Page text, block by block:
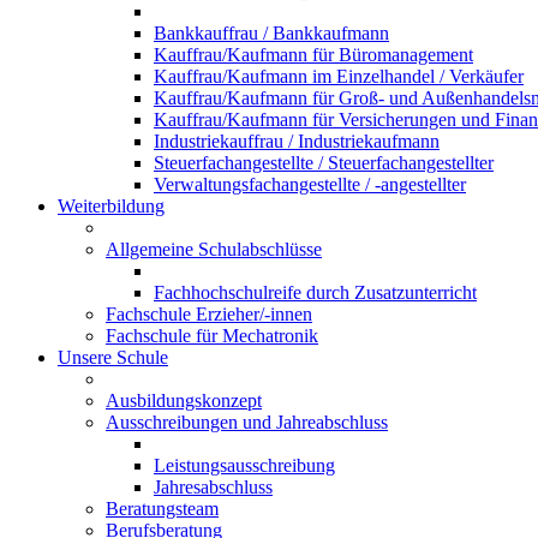
Bankkauffrau / Bankkaufmann
Kauffrau/Kaufmann für Büromanagement
Kauffrau/Kaufmann im Einzelhandel / Verkäufer
Kauffrau/Kaufmann für Groß- und
Kauffrau/Kaufmann für Versicherungen und
Industriekauffrau / Industriekaufmann
Steuerfachangestellte / Steuerfachangestellter
Verwaltungsfachangestellte / -angestellter
Weiterbildung
Allgemeine Schulabschlüsse
Fachhochschulreife durch Zusatzunterricht
Fachschule Erzieher/-innen
Fachschule für Mechatronik
Unsere Schule
Ausbildungskonzept
Ausschreibungen und Jahreabschluss
Leistungsausschreibung
Jahresabschluss
Beratungsteam
Berufsberatung